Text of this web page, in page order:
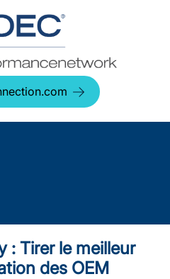
: Tirer le meilleur
des OEM